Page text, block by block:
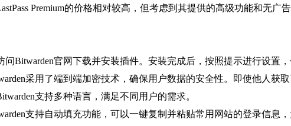
Premium的价格相对较高，但考虑到其提供的高级功能和无
问Bitwarden官网下载并安装插件。安装完成后，按照提示进行设置
采用了端到端加密技术，确保用户数据的安全性。即使他人获
支持多种语言，满足不同用户的需求。
支持自动填充功能，可以一键复制并粘贴常用网站的登录信息，